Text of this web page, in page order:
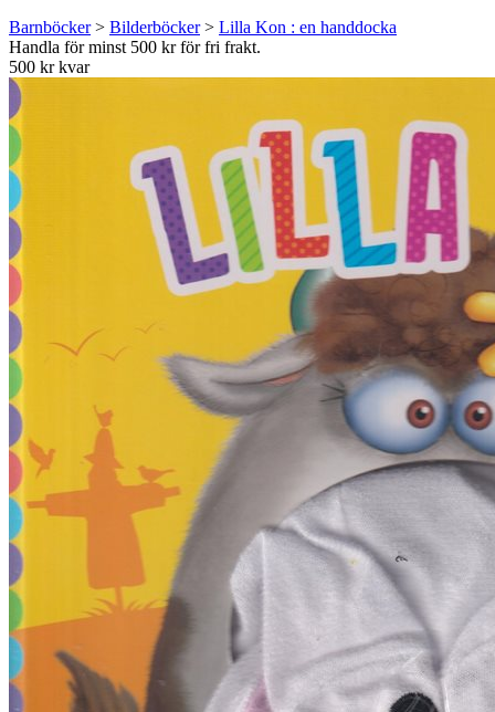
Barnböcker> Bilderböcker> Lilla Kon : en handdocka
Handla för minst 500 kr för fri frakt.
500 kr kvar